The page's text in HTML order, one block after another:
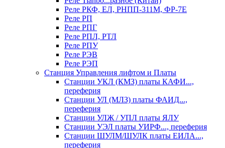
Реле РКФ, ЕЛ, РНПП-311М, ФР-7Е
Реле РП
Реле РПГ
Реле РПЛ, РТЛ
Реле РПУ
Реле РЭВ
Реле РЭП
Станция Управления лифтом и Платы
Станции УКЛ (КМЗ) платы КАФИ...,
переферия
Станции УЛ (МЛЗ) платы ФАИД...,
переферия
Станции УЛЖ / УПЛ платы ЯЛУ
Станции УЭЛ платы УИРФ..., переферия
Станции ШУЛМ/ШУЛК платы ЕИЛА...,
переферия